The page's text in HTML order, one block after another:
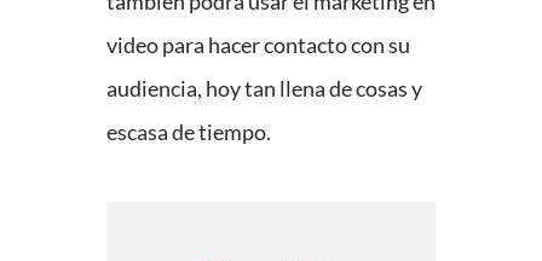
video para hacer contacto con su
audiencia, hoy tan llena de cosas y
escasa de tiempo.